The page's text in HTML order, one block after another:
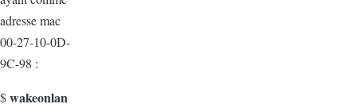
adresse mac
00-27-10-0D-
9C-98 :
$wakeonlan